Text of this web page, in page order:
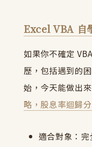
Excel VBA 自
如果你不確定
歷，包括遇到的
始，今天能做出
略，股息率迴歸
適合對象：